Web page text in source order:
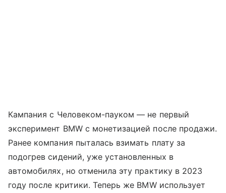
Кампания с Человеком-пауком — не первый
эксперимент BMW с монетизацией после продажи.
Ранее компания пыталась взимать плату за
подогрев сидений, уже установленных в
автомобилях, но отменила эту практику в 2023
году после критики. Теперь же BMW использует